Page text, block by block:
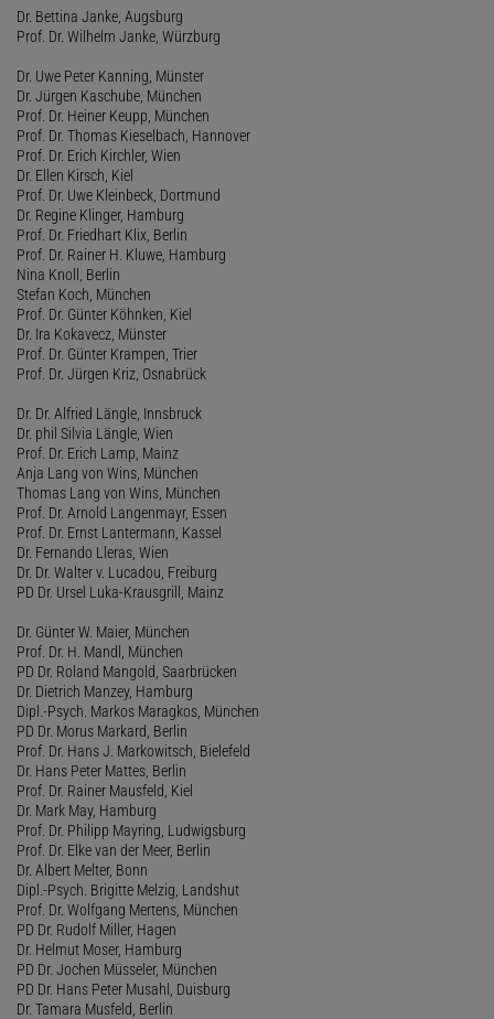
Dr. Bettina Janke, Augsburg
Prof. Dr. Wilhelm Janke, Würzburg
Dr. Uwe Peter Kanning, Münster
Dr. Jürgen Kaschube, München
Prof. Dr. Heiner Keupp, München
Prof. Dr. Thomas Kieselbach, Hannover
Prof. Dr. Erich Kirchler, Wien
Dr. Ellen Kirsch, Kiel
Prof. Dr. Uwe Kleinbeck, Dortmund
Dr. Regine Klinger, Hamburg
Prof. Dr. Friedhart Klix, Berlin
Prof. Dr. Rainer H. Kluwe, Hamburg
Nina Knoll, Berlin
Stefan Koch, München
Prof. Dr. Günter Köhnken, Kiel
Dr. Ira Kokavecz, Münster
Prof. Dr. Günter Krampen, Trier
Prof. Dr. Jürgen Kriz, Osnabrück
Dr. Dr. Alfried Längle, Innsbruck
Dr. phil Silvia Längle, Wien
Prof. Dr. Erich Lamp, Mainz
Anja Lang von Wins, München
Thomas Lang von Wins, München
Prof. Dr. Arnold Langenmayr, Essen
Prof. Dr. Ernst Lantermann, Kassel
Dr. Fernando Lleras, Wien
Dr. Dr. Walter v. Lucadou, Freiburg
PD Dr. Ursel Luka-Krausgrill, Mainz
Dr. Günter W. Maier, München
Prof. Dr. H. Mandl, München
PD Dr. Roland Mangold, Saarbrücken
Dr. Dietrich Manzey, Hamburg
Dipl.-Psych. Markos Maragkos, München
PD Dr. Morus Markard, Berlin
Prof. Dr. Hans J. Markowitsch, Bielefeld
Dr. Hans Peter Mattes, Berlin
Prof. Dr. Rainer Mausfeld, Kiel
Dr. Mark May, Hamburg
Prof. Dr. Philipp Mayring, Ludwigsburg
Prof. Dr. Elke van der Meer, Berlin
Dr. Albert Melter, Bonn
Dipl.-Psych. Brigitte Melzig, Landshut
Prof. Dr. Wolfgang Mertens, München
PD Dr. Rudolf Miller, Hagen
Dr. Helmut Moser, Hamburg
PD Dr. Jochen Müsseler, München
PD Dr. Hans Peter Musahl, Duisburg
Dr. Tamara Musfeld, Berlin